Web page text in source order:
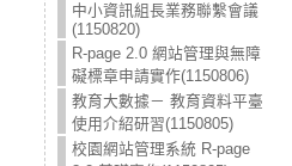
中小資訊組長業務聯繫會議
(1150820)
R-page 2.0 網站管理與無障
礙標章申請實作(1150806)
教育大數據－ 教育資料平臺
使用介紹研習(1150805)
校園網站管理系統 R-page